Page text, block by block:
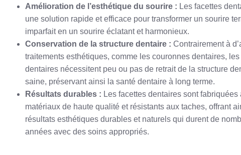
Amélioration de l’esthétique du sourire : Les facettes
une solution rapide et efficace pour transformer un sourire
imparfait en un sourire éclatant et harmonieux.
Conservation de la structure dentaire : Contrairement à
traitements esthétiques, comme les couronnes dentaires,
dentaires nécessitent peu ou pas de retrait de la structure
saine, préservant ainsi la santé dentaire à long terme.
Résultats durables : Les facettes dentaires sont fabriquées
matériaux de haute qualité et résistants aux taches, offrant
résultats esthétiques durables et naturels qui durent de
années avec des soins appropriés.